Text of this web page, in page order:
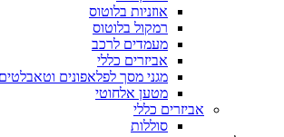
אוזניות בלוטוס
רמקול בלוטוס
מעמדים לרכב
אביזרים כללי
מגני מסך לפלאפונים וטאבלטים
מטען אלחוטי
אביזרים כללי
סוללות